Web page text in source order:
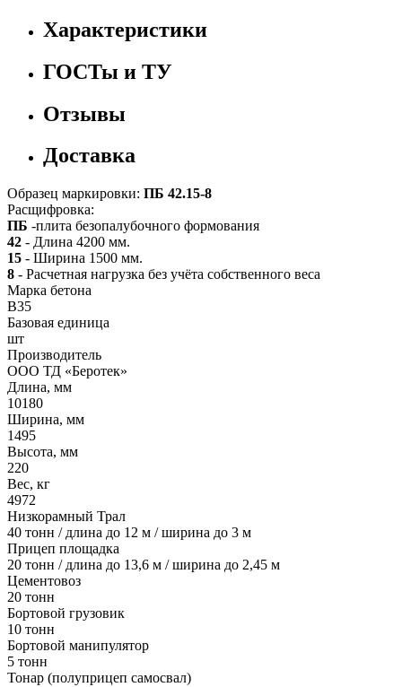
Характеристики
ГОСТы и ТУ
Отзывы
Доставка
Образец маркировки: ПБ 42.15-8
Расщифровка:
ПБ -плита безопалубочного формования
42 - Длина 4200 мм.
15 - Ширина 1500 мм.
8 - Расчетная нагрузка без учёта собственного веса
Марка бетона
B35
Базовая единица
шт
Производитель
ООО ТД «Беротек»
Длина, мм
10180
Ширина, мм
1495
Высота, мм
220
Вес, кг
4972
Низкорамный Трал
40 тонн / длина до 12 м / ширина до 3 м
Прицеп площадка
20 тонн / длина до 13,6 м / ширина до 2,45 м
Цементовоз
20 тонн
Бортовой грузовик
10 тонн
Бортовой манипулятор
5 тонн
Тонар (полуприцеп самосвал)